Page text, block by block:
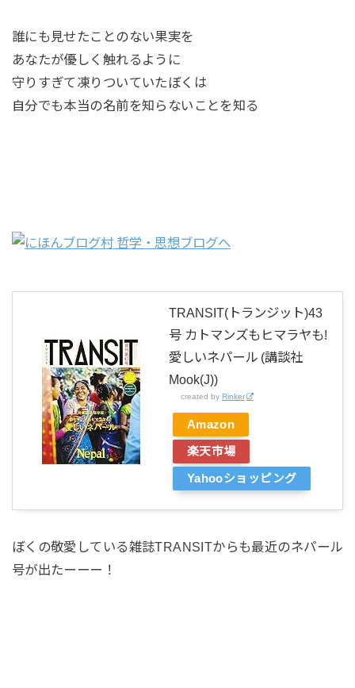
誰にも見せたことのない果実を
あなたが優しく触れるように
守りすぎて凍りついていたぼくは
自分でも本当の名前を知らないことを知る
TRANSIT(トランジット)43
号 カトマンズもヒマラヤも!
愛しいネパール (講談社
Mook(J))
created by Rinker
Amazon
楽天市場
Yahooショッピング
ぼくの敬愛している雑誌TRANSITからも最近のネパール
号が出たーーー！